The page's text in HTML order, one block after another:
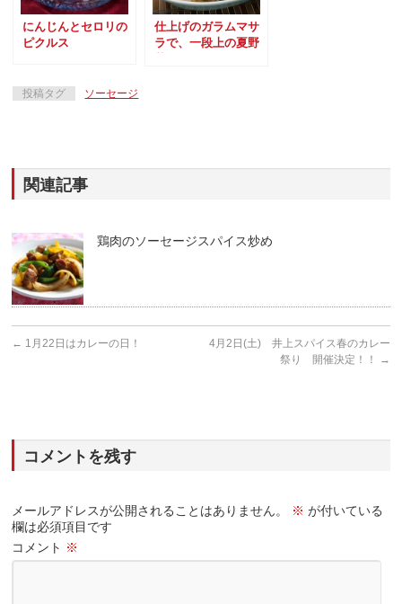
にんじんとセロリの
ピクルス
仕上げのガラムマサ
ラで、一段上の夏野
投稿タグ ソーセージ
関連記事
鶏肉のソーセージスパイス炒め
← 1月22日はカレーの日！
4月2日(土) 井上スパイス春のカレー
祭り 開催決定！！
→
コメントを残す
メールアドレスが公開されることはありません。 ※ が付いている
欄は必須項目です
コメント ※